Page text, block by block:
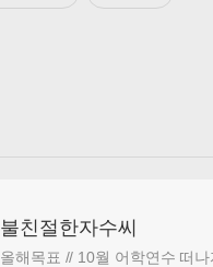
불친절한자수씨
올해목표 // 10월 어학연수 떠나